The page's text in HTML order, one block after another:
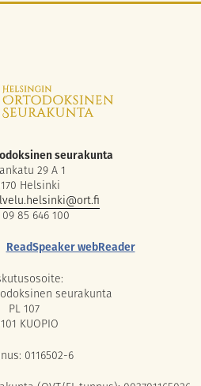
seurakunta
29 A 1
Helsinki
85 646 100
ReadSpeaker webReader
seurakunta
PL 107
KUOPIO
0116502-6